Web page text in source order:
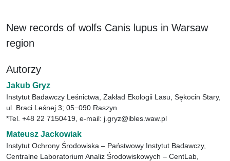
New records of wolfs Canis lupus in Warsaw
region
Autorzy
Jakub Gryz
Instytut Badawczy Leśnictwa, Zakład Ekologii Lasu, Sękocin Stary,
ul. Braci Leśnej 3; 05−090 Raszyn
*Tel. +48 22 7150419, e-mail: j.gryz@ibles.waw.pl
Mateusz Jackowiak
Instytut Ochrony Środowiska – Państwowy Instytut Badawczy,
Centralne Laboratorium Analiz Środowiskowych – CentLab,